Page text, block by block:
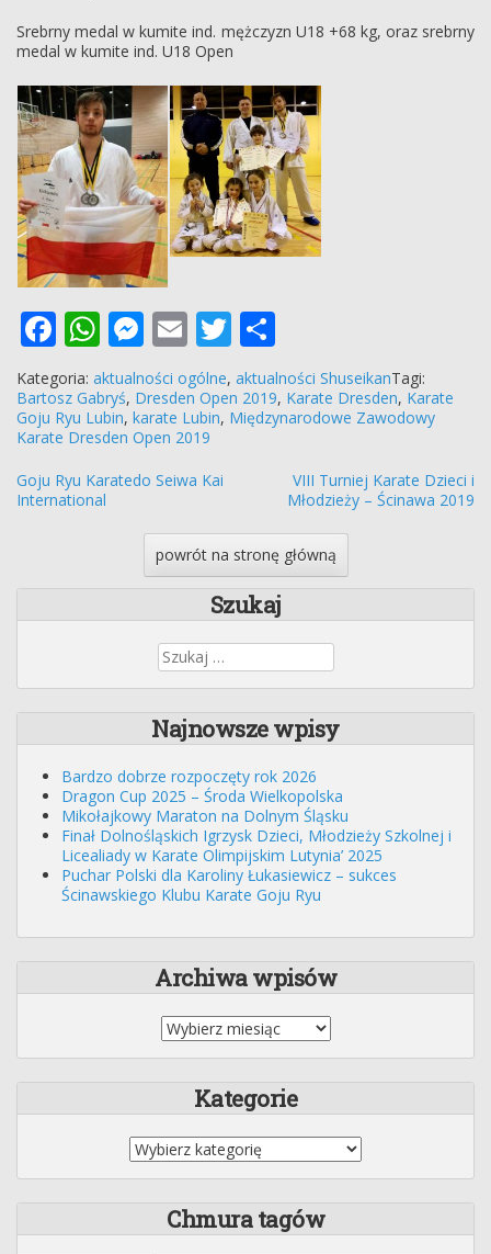
Srebrny medal w kumite ind. mężczyzn U18 +68 kg, oraz srebrny
medal w kumite ind. U18 Open
Facebook
WhatsApp
Messenger
EmailTwitter
się
Kategoria: aktualności ogólne, aktualności ShuseikanTagi:
Bartosz Gabryś, Dresden Open 2019, Karate Dresden, Karate
Goju Ryu Lubin, karate Lubin, Międzynarodowe Zawodowy
Karate Dresden Open 2019
Post
navigation
Goju Ryu Karatedo Seiwa Kai
International
VIII Turniej Karate Dzieci i
Młodzieży – Ścinawa 2019
powrót na stronę główną
Szukaj
Szukaj:
Najnowsze wpisy
Bardzo dobrze rozpoczęty rok 2026
Dragon Cup 2025 – Środa Wielkopolska
Mikołajkowy Maraton na Dolnym Śląsku
Finał Dolnośląskich Igrzysk Dzieci, Młodzieży Szkolnej i
Licealiady w Karate Olimpijskim Lutynia’ 2025
Puchar Polski dla Karoliny Łukasiewicz – sukces
Ścinawskiego Klubu Karate Goju Ryu
Archiwa wpisów
Archiwa
wpisów
Kategorie
Kategorie
Chmura tagów